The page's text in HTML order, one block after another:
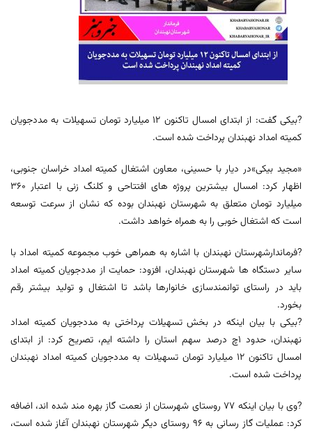
?بیکی گفت: از ابتدای امسال تاکنون ۱۲ میلیارد تومان تسهیلات به مددجویان
کمیته امداد نهبندان پرداخت شده است.
«مجید بیکی»در دیار با حسینی، معاون اشتغال کمیته امداد خراسان جنوبی،
اظهار کرد: امسال بیشترین پروژه های افتتاحی و کلنگ زنی با اعتبار ۳۶۰
میلیارد تومان متعلق به شهرستان نهبندان بوده که نشان از سرعت توسعه
است که اشتغال خوبی را به همراه خواهد داشت.
?فرماندارشهرستان نهبندان با اشاره به همراهی خوب مجموعه کمیته امداد با
سایر دستگاه ها شهرستان نهبندان، افزود: حمایت از مددجویان کمیته امداد
باید در راستای توانمندسازی خانوارها باشد تا اشتغال و تولید بیشتر رقم
بخورد.
?بیکی با بیان اینکه در بخش تسهیلات پرداختی به مددجویان کمیته امداد
نهبندان، حدود ۱چ درصد سهم استان را داشته ایم، تصریح کرد: از ابتدای
امسال تاکنون ۱۲ میلیارد تومان تسهیلات به مددجویان کمیته امداد نهبندان
پرداخت شده است.
?وی با بیان اینکه ۷۷ روستای شهرستان از نعمت گاز بهره مند شده اند، اضافه
کرد: عملیات گاز رسانی به ۹۶ روستای دیگر شهرستان نهبندان آغاز شده است،